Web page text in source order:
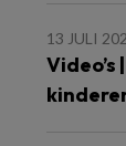
13 JULI